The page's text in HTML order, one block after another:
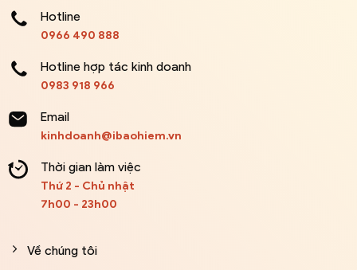
Hotline
0966 490 888
Hotline hợp tác kinh doanh
0983 918 966
Email
kinhdoanh@ibaohiem.vn
Thời gian làm việc
Thứ 2 - Chủ nhật
7h00 - 23h00
Về chúng tôi